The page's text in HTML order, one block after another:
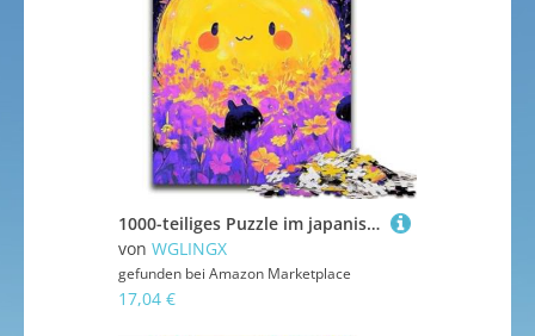
1000-teiliges Puzzle im japanischen Stil, 1000-teiliges Puzzle, Heimdekoration, Familienspaß, ab 14 Jahren (Größe 26x38cm)
von WGLINGX
gefunden bei Amazon Marketplace
17,04 €